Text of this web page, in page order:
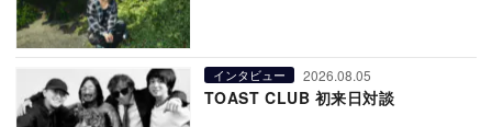
インタビュー 2026.08.05
TOAST CLUB 初来日対談